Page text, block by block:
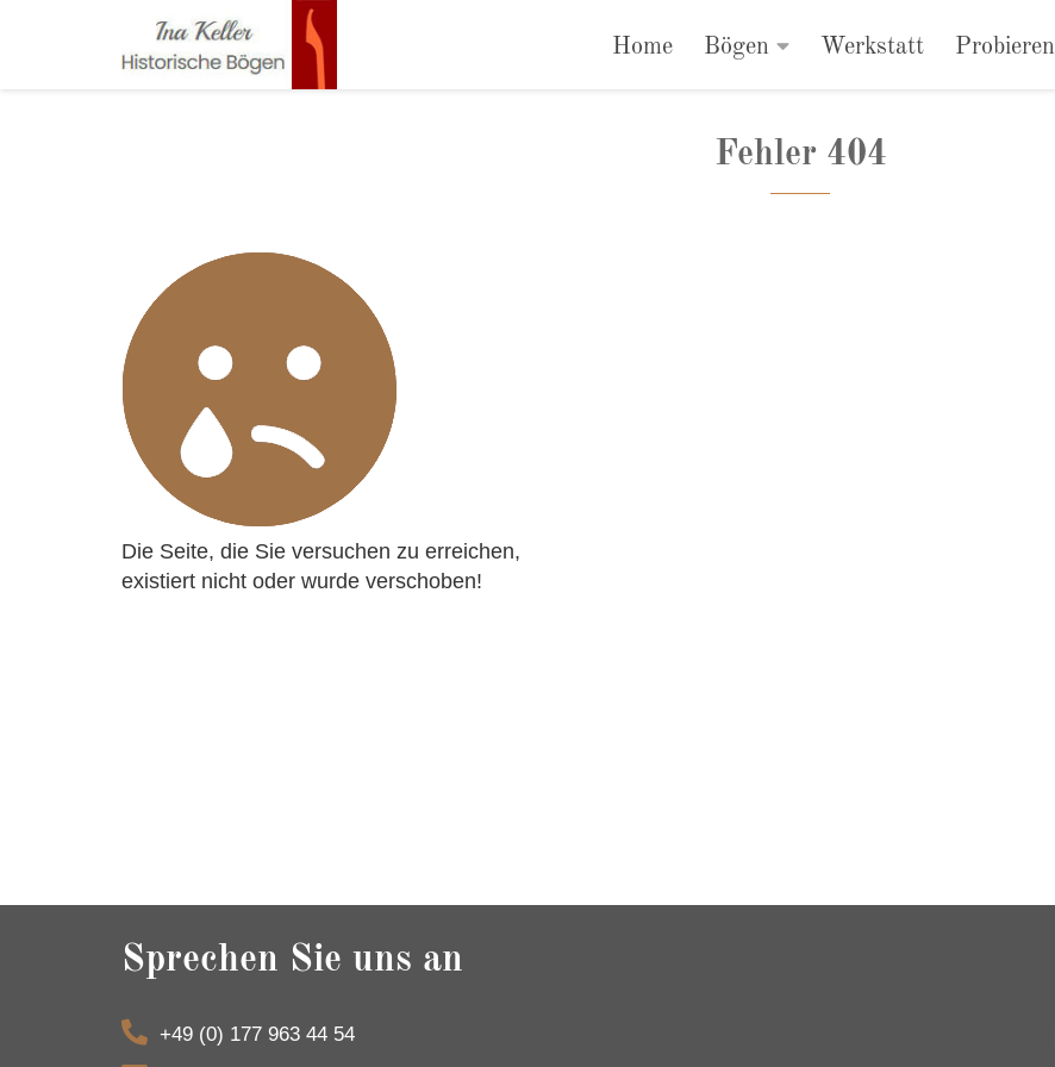
Zum Inhalt springen
Home Bögen Werkstatt Probieren
Fehler 404
Die Seite, die Sie versuchen zu erreichen,
existiert nicht oder wurde verschoben!
Sprechen Sie uns an
+49 (0) 177 963 44 54